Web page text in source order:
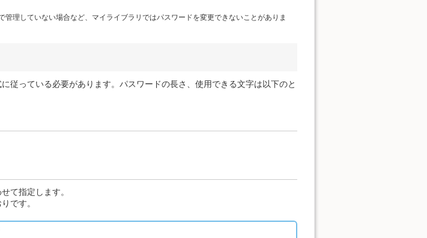
管理していない場合など、マイライブラリではパスワードを変更できないことがありま
従っている必要があります。パスワードの長さ、使用できる文字は以下のと
て指定します。
です。